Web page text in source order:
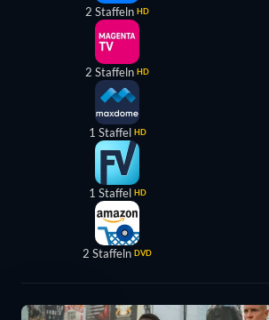
2 Staffeln HD
2 Staffeln HD
1 Staffel HD
1 Staffel HD
2 Staffeln DVD